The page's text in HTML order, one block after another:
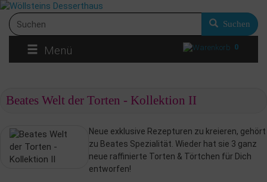
Suchen
Menü 0
Beates Welt der Torten - Kollektion II
Neue exklusive Rezepturen zu kreieren, gehört
zu Beates Spezialität. Wieder hat sie 3 ganz
neue raffinierte Torten & Törtchen für Dich
entworfen!